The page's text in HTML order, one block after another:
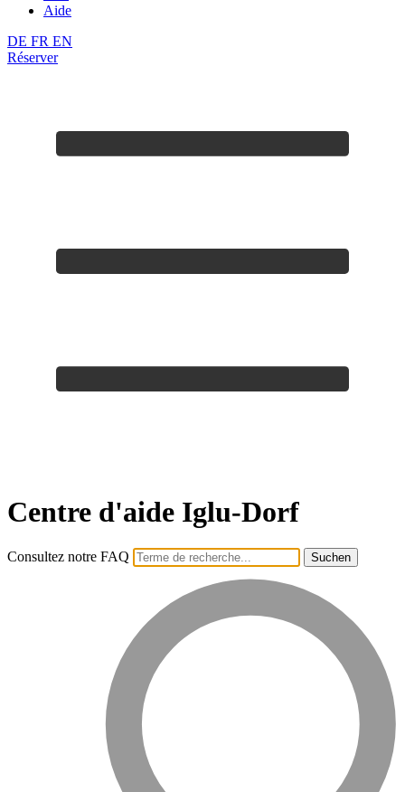
Aide
DE FR EN
Réserver
Centre d'aide Iglu-Dorf
Consultez notre FAQ